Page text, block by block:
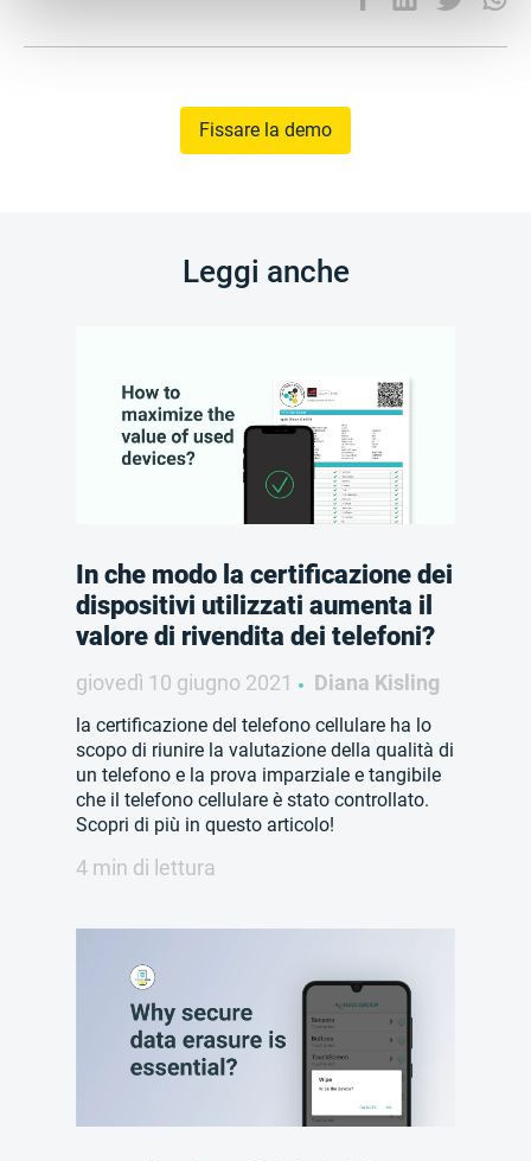
Fissare la demo
Leggi anche
In che modo la certificazione dei
dispositivi utilizzati aumenta il
valore di rivendita dei telefoni?
giovedì 10 giugno 2021 Diana Kisling
la certificazione del telefono cellulare ha lo
scopo di riunire la valutazione della qualità di
un telefono e la prova imparziale e tangibile
che il telefono cellulare è stato controllato.
Scopri di più in questo articolo!
4 min di lettura